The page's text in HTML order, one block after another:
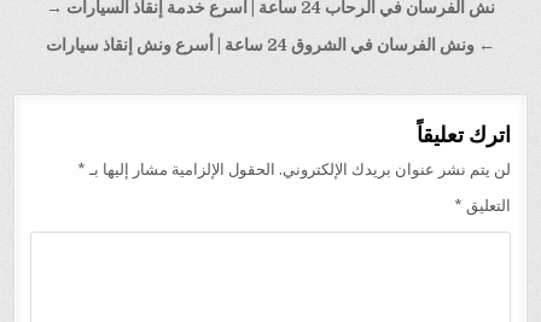
تصفّح
المقالات
نش الفرسان في الرحاب 24 ساعة | أسرع خدمة إنقاذ السيارات →
← ونش الفرسان في الشروق 24 ساعة | أسرع ونش إنقاذ سيارات
اترك تعليقاً
لن يتم نشر عنوان بريدك الإلكتروني. الحقول الإلزامية مشار إليها بـ *
التعليق *